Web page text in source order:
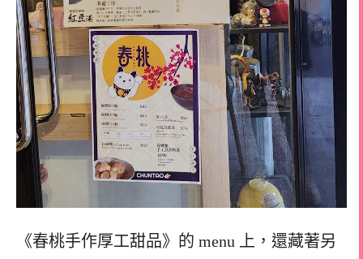
《春桃手作厚工甜品》的 menu 上，還藏著另